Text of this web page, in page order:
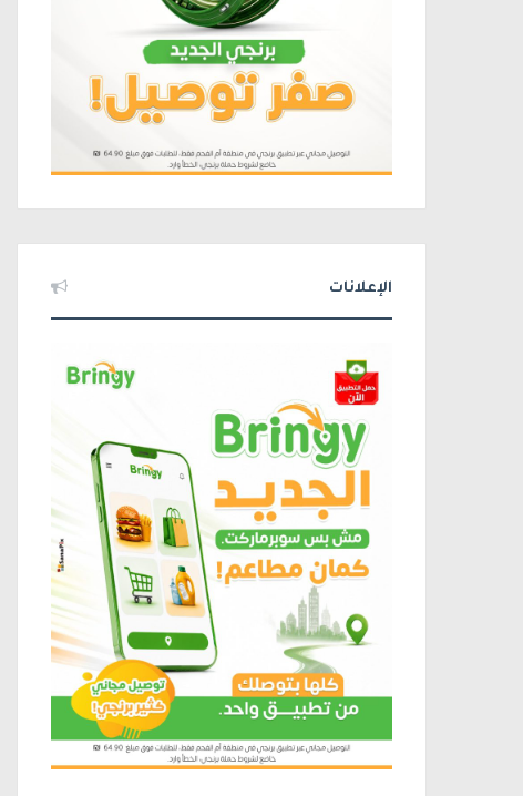
الإعلانات